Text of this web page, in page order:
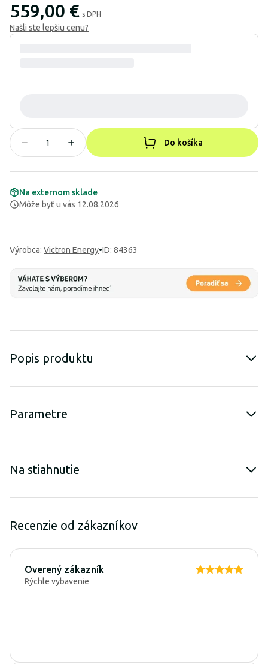
559,00 € s DPH
Našli ste lepšiu cenu?
Do košíka
Na externom sklade
Môže byť u vás 12.08.2026
Výrobca: Victron Energy•ID: 84363
Popis produktu
Parametre
Na stiahnutie
Recenzie od zákazníkov
Overený zákazník
Rýchle vybavenie